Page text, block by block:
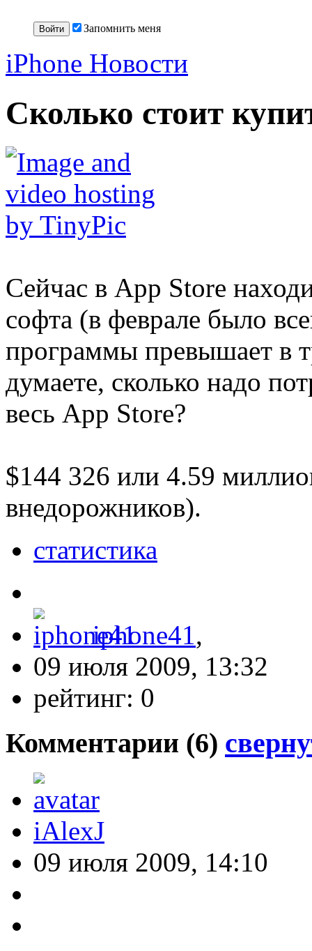
Запомнить меня
iPhone Новости
Сколько стоит
Сейчас в App Store
софта (в феврале было
программы превышает в
думаете, сколько надо
весь App Store?
$144 326 или 4.59
внедорожников).
статистика
iphone41,
09 июля 2009, 13:32
рейтинг: 0
Комментарии (6)
iAlexJ
09 июля 2009, 14:10